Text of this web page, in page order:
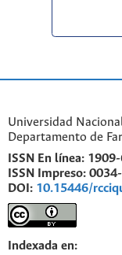
Universidad
Departamento de
ISSN En línea:
ISSN Impreso:
DOI: 10.15446/
Indexada en: